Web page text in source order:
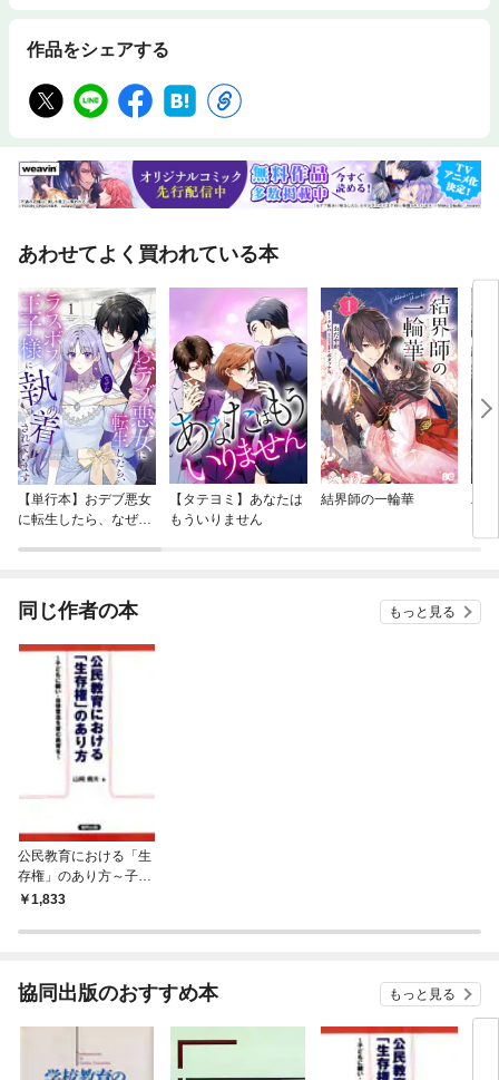
作品をシェアする
あわせてよく買われている本
【単行本】おデブ悪女
に転生したら、なぜか
【タテヨミ】あなたは
もういりません
結界師の一輪華
バ
今
同じ作者の本 もっと見る
公民教育における「生
存権」のあり方～子ど
もに願い・自律意志を
1,833
協同出版のおすすめ本 もっと見る